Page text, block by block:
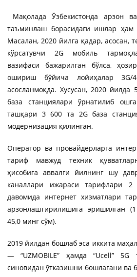
Мақолада Ўзбекистонда арзон
таъминлаш борасидаги ишлар ҳам
Масалан, 2020 йилга қадар, асосан,
кўрсатувчи 2G мобиль
вазифаси бажарилган бўлса,
ошириш бўйича лойиҳалар 3G/
асосланмоқда. Хусусан, 2020
база станциялари ўрнатилиб
ташқари 3 600 та 2G база
модернизация қилинган.
Оператор ва провайдерларга
тариф мавжуд техник
ҳисобига аввалги йилнинг шу
каналлари ижараси тарифлари 2
давомида интернет хизматлари
арзонлаштирилишига эришилган
45,0 минг сўм).
2019 йилдан бошлаб эса иккита
— “UZMOBILE” ҳамда “Ucell” 5G
синовидан ўтказишни бошлагани ва